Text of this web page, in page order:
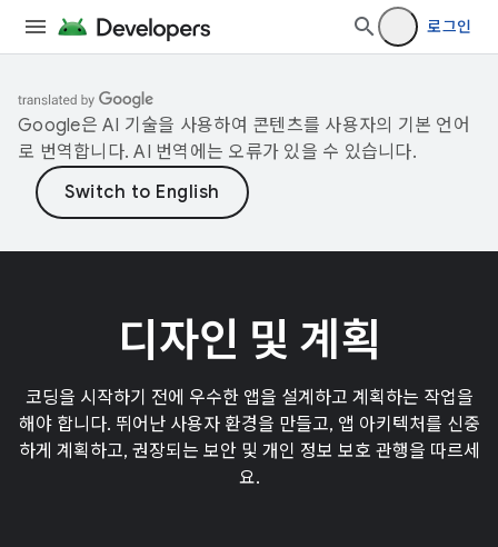
로그인
Google은 AI 기술을 사용하여 콘텐츠를 사용자의 기본 언어
로 번역합니다. AI 번역에는 오류가 있을 수 있습니다.
디자인 및 계획
코딩을 시작하기 전에 우수한 앱을 설계하고 계획하는 작업을
해야 합니다. 뛰어난 사용자 환경을 만들고, 앱 아키텍처를 신중
하게 계획하고, 권장되는 보안 및 개인 정보 보호 관행을 따르세
요.